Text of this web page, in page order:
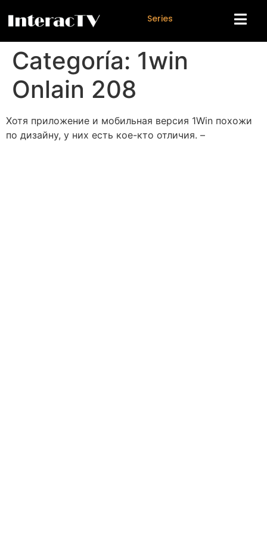
Series
Categoría: 1win
Onlain 208
Хотя приложение и мобильная версия 1Win похожи
по дизайну, у них есть кое-кто отличия. –